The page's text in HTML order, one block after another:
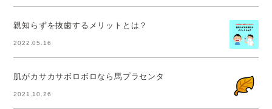
親知らずを抜歯するメリットとは？
2022.05.16
肌がカサカサボロボロなら馬プラセンタ
2021.10.26